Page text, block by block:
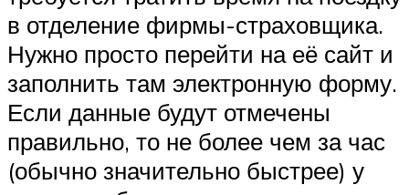
в отделение фирмы-страховщика.
Нужно просто перейти на её сайт и
заполнить там электронную форму.
Если данные будут отмечены
правильно, то не более чем за час
(обычно значительно быстрее) у